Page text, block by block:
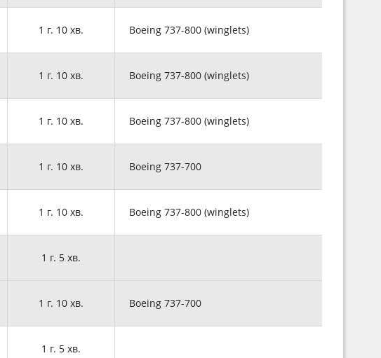
1 г. 10 хв. Boeing 737-800 (winglets)
1 г. 10 хв. Boeing 737-800 (winglets)
1 г. 10 хв. Boeing 737-800 (winglets)
1 г. 10 хв. Boeing 737-700
1 г. 10 хв. Boeing 737-800 (winglets)
1 г. 5 хв.
1 г. 10 хв. Boeing 737-700
1 г. 5 хв.